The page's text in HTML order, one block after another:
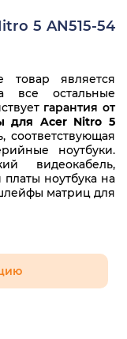
5 AN515-54
является
остальные
гарантия от
для Acer Nitro 5
соответствующая
ноутбуки.
видеокабель,
ноутбука на
матриц для